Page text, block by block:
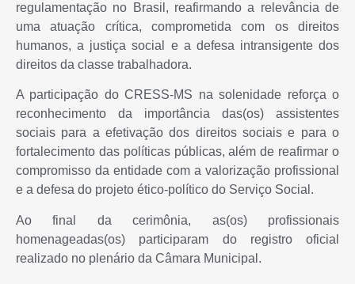
regulamentação no Brasil, reafirmando a relevância de
uma atuação crítica, comprometida com os direitos
humanos, a justiça social e a defesa intransigente dos
direitos da classe trabalhadora.
A participação do CRESS-MS na solenidade reforça o
reconhecimento da importância das(os) assistentes
sociais para a efetivação dos direitos sociais e para o
fortalecimento das políticas públicas, além de reafirmar o
compromisso da entidade com a valorização profissional
e a defesa do projeto ético-político do Serviço Social.
Ao final da cerimônia, as(os) profissionais
homenageadas(os) participaram do registro oficial
realizado no plenário da Câmara Municipal.